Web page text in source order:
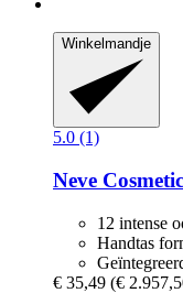
Winkelmandje
5.0 (1)
Neve
12 intense
Handtas
€ 35,49 (€